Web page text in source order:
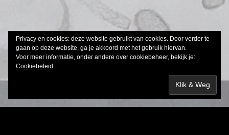
Privacy en cookies: deze website gebruikt van cookies. Door verder te
gaan op deze website, ga je akkoord met het gebruik hiervan.
Voor meer informatie, onder andere over cookiebeheer, bekijk je:
Cookiebeleid